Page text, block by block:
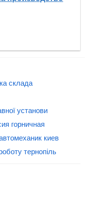
склада
установи
горничная
киев
тернопіль